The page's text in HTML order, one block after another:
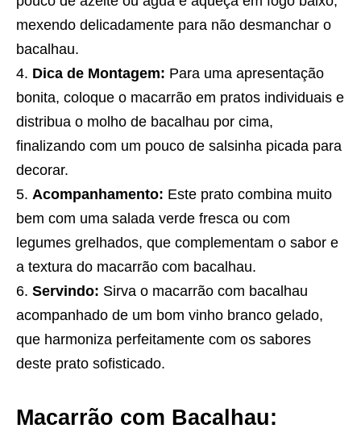
mexendo delicadamente para não desmanchar o
bacalhau.
Dica de Montagem: Para uma apresentação
bonita, coloque o macarrão em pratos individuais e
distribua o molho de bacalhau por cima,
finalizando com um pouco de salsinha picada para
decorar.
Acompanhamento: Este prato combina muito
bem com uma salada verde fresca ou com
legumes grelhados, que complementam o sabor e
a textura do macarrão com bacalhau.
Servindo: Sirva o macarrão com bacalhau
acompanhado de um bom vinho branco gelado,
que harmoniza perfeitamente com os sabores
deste prato sofisticado.
Macarrão com Bacalhau: